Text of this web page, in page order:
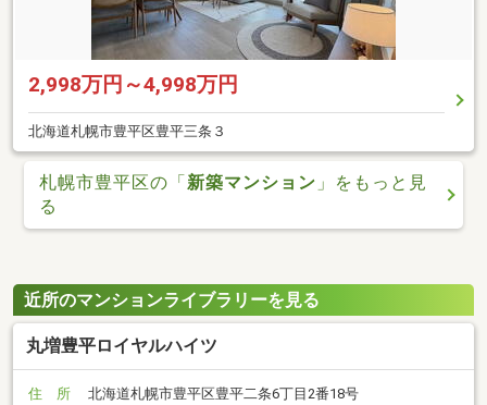
2,998万円～4,998万円
北海道札幌市豊平区豊平三条３
札幌市豊平区の「新築マンション 」をもっと見
る
近所のマンションライブラリーを見る
丸増豊平ロイヤルハイツ
住 所
北海道札幌市豊平区豊平二条6丁目2番18号